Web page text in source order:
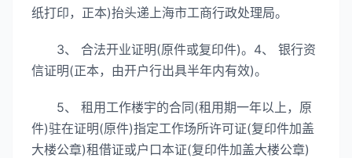
纸打印，正本)抬头递上海市工商行政处理局。
3、 合法开业证明(原件或复印件)。4、 银行资
信证明(正本，由开户行出具半年内有效)。
5、 租用工作楼宇的合同(租用期一年以上，原
件)驻在证明(原件)指定工作场所许可证(复印件加盖
大楼公章)租借证或户口本证(复印件加盖大楼公章)